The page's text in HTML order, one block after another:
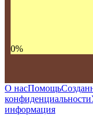
0%
О насПомощь
конфиденциальности
информация